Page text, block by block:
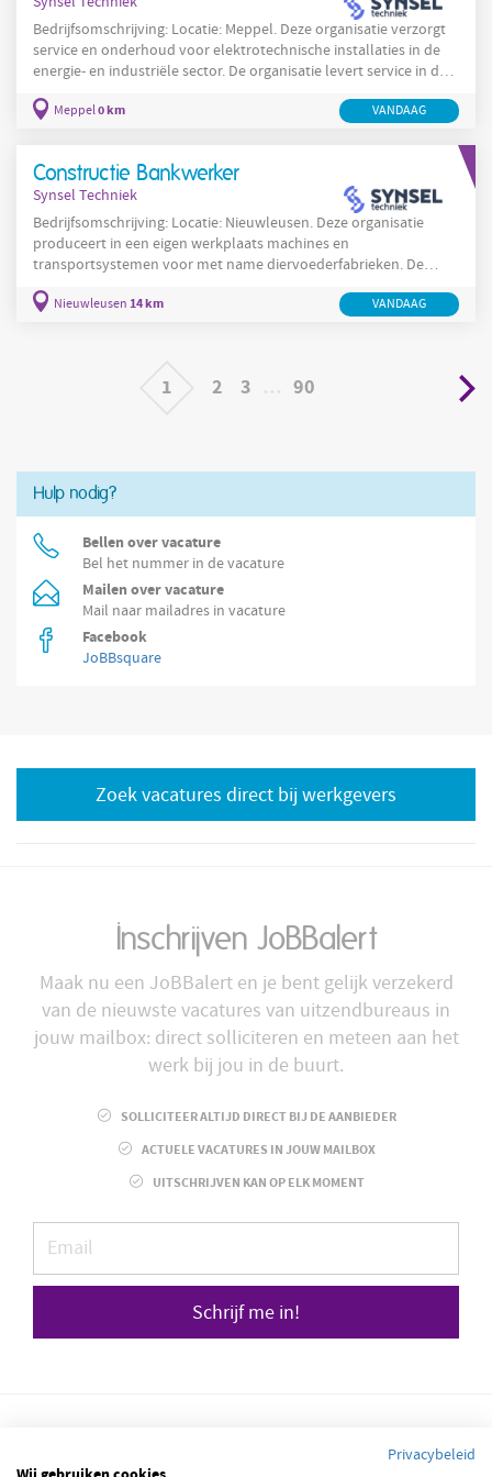
Bedrijfsomschrijving: Locatie: Meppel. Deze organisatie verzorgt
service en onderhoud voor elektrotechnische installaties in de
energie- en industriële sector. De organisatie levert service in de
werkwijzen. Deze organisatie voert werkzaamheden uit voor
inbedrijfstelling en het oplossen van storingen
Meppel0 km VANDAAG
Constructie Bankwerker
Synsel Techniek
Bedrijfsomschrijving: Locatie: Nieuwleusen. Deze organisatie
produceert in een eigen werkplaats machines en
transportsystemen voor met name diervoederfabrieken. De
productie bevindt zich in Nieuwleusen en omvat het lassen,
monteren en samenstellen van metalen onderdelen volgens
Nieuwleusen 14 km VANDAAG
1 2 3 90
Hulp nodig?
Bellen over vacature
Bel het nummer in de vacature
Mailen over vacature
Mail naar mailadres in vacature
Facebook
JoBBsquare
Zoek vacatures direct bij werkgevers
Inschrijven JoBBalert
Maak nu een JoBBalert en je bent gelijk verzekerd
van de nieuwste vacatures van uitzendbureaus in
jouw mailbox: direct solliciteren en meteen aan het
werk bij jou in de buurt.
SOLLICITEER ALTIJD DIRECT BIJ DE AANBIEDER
ACTUELE VACATURES IN JOUW MAILBOX
UITSCHRIJVEN KAN OP ELK MOMENT
Schrijf me in!
Privacybeleid